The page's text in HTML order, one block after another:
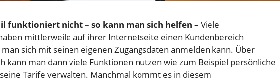
funktioniert nicht – so kann man sich helfen – Viele
mittlerweile auf ihrer Internetseite einen Kundenbereich
sich mit seinen eigenen Zugangsdaten anmelden kann. Über
kann man dann viele Funktionen nutzen wie zum Beispiel persönliche
Tarife verwalten. Manchmal kommt es in diesem